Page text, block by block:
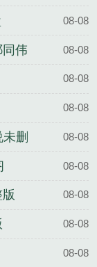
08-08
伟 08-08
08-08
08-08
删
08-08
08-08
08-08
08-08
08-08